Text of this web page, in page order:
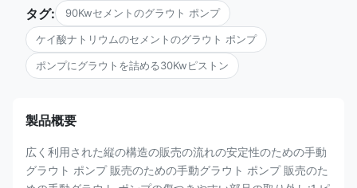
タグ: 90Kwセメントのグラウト ポンプ
ケイ酸ナトリウムのセメントのグラウト ポンプ
ポンプにグラウトを詰める30Kwピストン
製品概要
広く利用された縦の構造の販売の流れの安定性のための手動
グラウト ポンプ 販売のための手動グラウト ポンプ 販売のた